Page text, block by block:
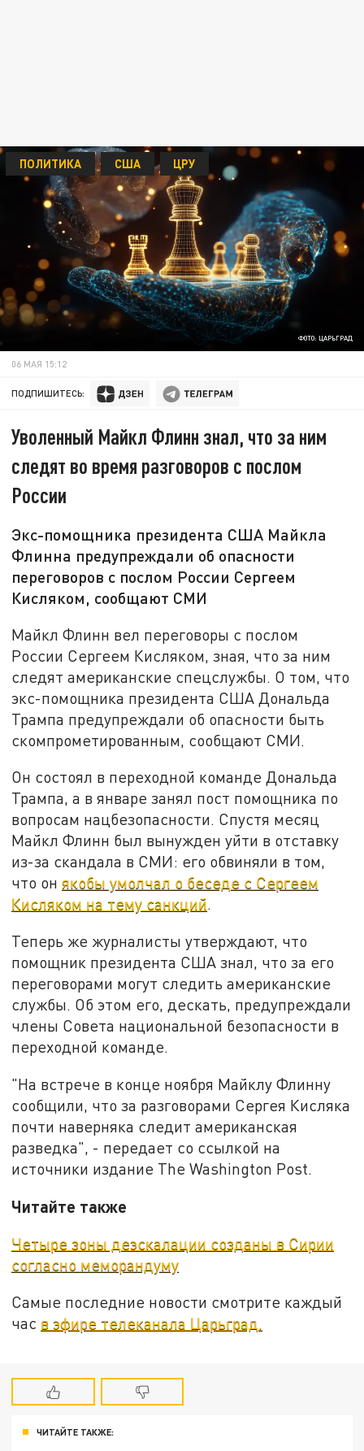
ФОТО: ЦАРЬГРАД
ПОЛИТИКА США ЦРУ
06 МАЯ 15:12
ПОДПИШИТЕСЬ:
Уволенный Майкл Флинн знал, что за ним
следят во время разговоров с послом
России
Экс-помощника президента США Майкла
Флинна предупреждали об опасности
переговоров с послом России Сергеем
Кисляком, сообщают СМИ
Майкл Флинн вел переговоры с послом
России Сергеем Кисляком, зная, что за ним
следят американские спецслужбы. О том, что
экс-помощника президента США Дональда
Трампа предупреждали об опасности быть
скомпрометированным, сообщают СМИ.
Он состоял в переходной команде Дональда
Трампа, а в январе занял пост помощника по
вопросам нацбезопасности. Спустя месяц
Майкл Флинн был вынужден уйти в отставку
из-за скандала в СМИ: его обвиняли в том,
что онякобы умолчал о беседе с Сергеем
Кисляком на тему санкций.
Теперь же журналисты утверждают, что
помощник президента США знал, что за его
переговорами могут следить американские
службы. Об этом его, дескать, предупреждали
члены Совета национальной безопасности в
переходной команде.
"На встрече в конце ноября Майклу Флинну
сообщили, что за разговорами Сергея Кисляка
почти наверняка следит американская
разведка", - передает со ссылкой на
источники издание The Washington Post.
Читайте также
Четыре зоны деэскалации созданы в Сирии
согласно меморандуму
Самые последние новости смотрите каждый
час в эфире телеканала Царьград.
ЧИТАЙТЕ ТАКЖЕ: